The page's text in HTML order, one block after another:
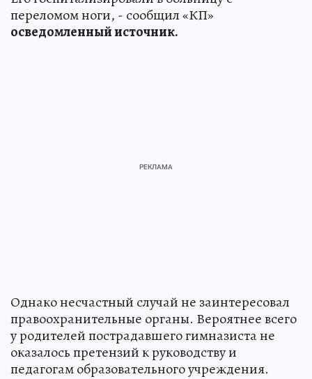
переломом ноги, - сообщил «КП»
осведомленный источник.
Однако несчастный случай не заинтересовал
правоохранительные органы. Вероятнее всего
у родителей пострадавшего гимназиста не
оказалось претензий к руководству и
педагогам образовательного учреждения.